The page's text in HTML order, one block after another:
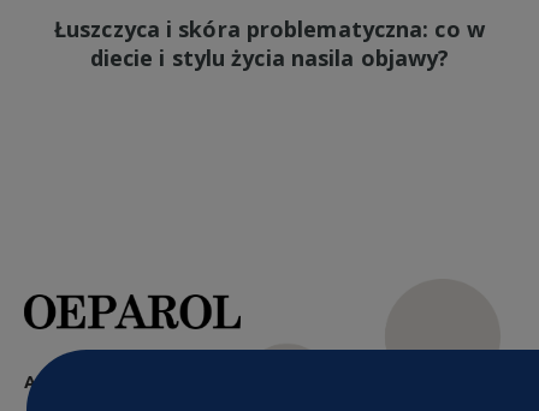
Łuszczyca i skóra problematyczna: co w
diecie i stylu życia nasila objawy?
Adamed Pharma S.A.